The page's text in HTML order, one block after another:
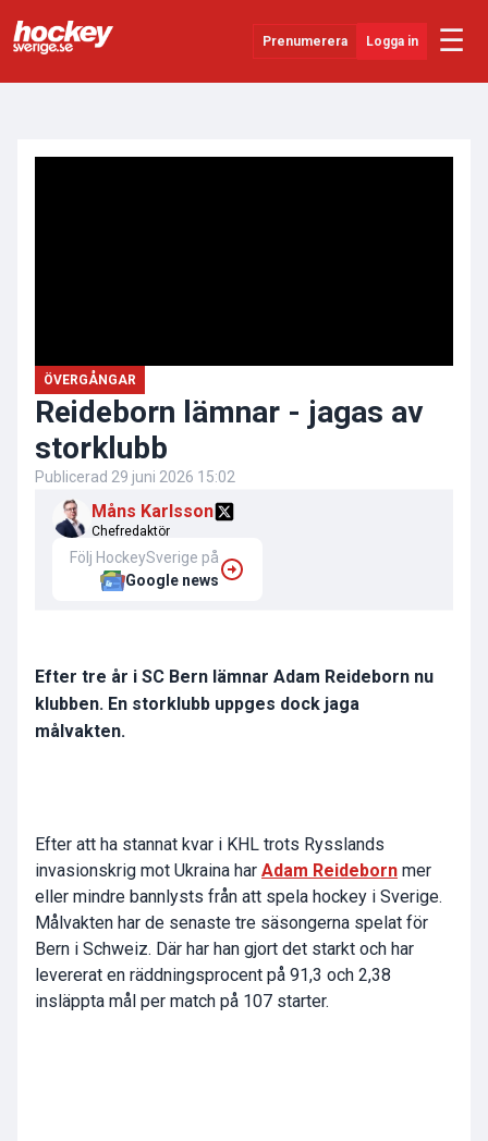
Prenumerera Logga in ☰
ÖVERGÅNGAR
Reideborn lämnar - jagas av
storklubb
Publicerad 29 juni 2026 15:02
Måns Karlsson
Chefredaktör
Följ HockeySverige på
Google news
Efter tre år i SC Bern lämnar Adam Reideborn nu
klubben. En storklubb uppges dock jaga
målvakten.
Efter att ha stannat kvar i KHL trots Rysslands
invasionskrig mot Ukraina har Adam Reideborn mer
eller mindre bannlysts från att spela hockey i Sverige.
Målvakten har de senaste tre säsongerna spelat för
Bern i Schweiz. Där har han gjort det starkt och har
levererat en räddningsprocent på 91,3 och 2,38
insläppta mål per match på 107 starter.